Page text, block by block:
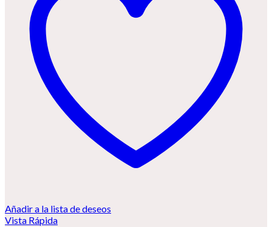
Añadir a la lista de deseos
Vista Rápida